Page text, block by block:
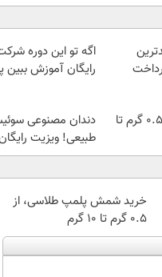
اگه تو این دوره
رایگان آموزش ببین
خرید شمش پلمپ طلاسی، از ۰.۵ گرم تا
دندان مصنوعی
طبیعی! ویزیت
خرید شمش پلمپ طلاسی، از
۰.۵ گرم تا ۱۰ گرم